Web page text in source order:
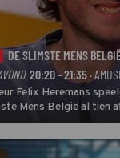
DE SLIMSTE MENS
20:20 - 21:35 ·
Felix Heremans
Mens België al tien
favoriet in deze
inbreng, want
plaats aan de